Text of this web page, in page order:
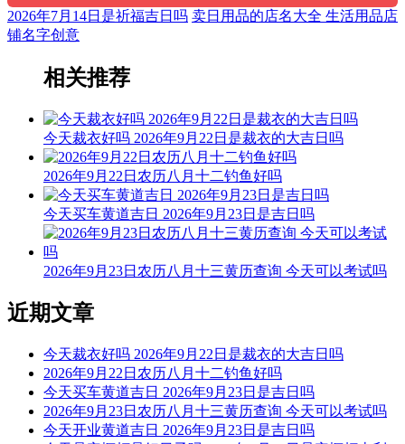
2026年7月14日是祈福吉日吗 卖日用品的店名大全 生活用品店
铺名字创意
相关推荐
今天裁衣好吗 2026年9月22日是裁衣的大吉日吗
2026年9月22日农历八月十二钓鱼好吗
今天买车黄道吉日 2026年9月23日是吉日吗
2026年9月23日农历八月十三黄历查询 今天可以考试吗
近期文章
今天裁衣好吗 2026年9月22日是裁衣的大吉日吗
2026年9月22日农历八月十二钓鱼好吗
今天买车黄道吉日 2026年9月23日是吉日吗
2026年9月23日农历八月十三黄历查询 今天可以考试吗
今天开业黄道吉日 2026年9月23日是吉日吗